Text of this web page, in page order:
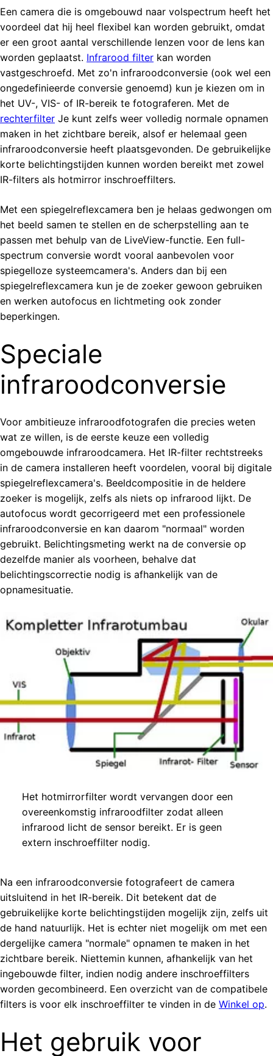
Een camera die is omgebouwd naar volspectrum heeft het
voordeel dat hij heel flexibel kan worden gebruikt, omdat
er een groot aantal verschillende lenzen voor de lens kan
worden geplaatst. Infrarood filter kan worden
vastgeschroefd. Met zo'n infraroodconversie (ook wel een
ongedefinieerde conversie genoemd) kun je kiezen om in
het UV-, VIS- of IR-bereik te fotograferen. Met de
rechterfilter Je kunt zelfs weer volledig normale opnamen
maken in het zichtbare bereik, alsof er helemaal geen
infraroodconversie heeft plaatsgevonden. De gebruikelijke
korte belichtingstijden kunnen worden bereikt met zowel
IR-filters als hotmirror inschroeffilters.
Met een spiegelreflexcamera ben je helaas gedwongen om
het beeld samen te stellen en de scherpstelling aan te
passen met behulp van de LiveView-functie. Een full-
spectrum conversie wordt vooral aanbevolen voor
spiegelloze systeemcamera's. Anders dan bij een
spiegelreflexcamera kun je de zoeker gewoon gebruiken
en werken autofocus en lichtmeting ook zonder
beperkingen.
Speciale
infraroodconversie
Voor ambitieuze infraroodfotografen die precies weten
wat ze willen, is de eerste keuze een volledig
omgebouwde infraroodcamera. Het IR-filter rechtstreeks
in de camera installeren heeft voordelen, vooral bij digitale
spiegelreflexcamera's. Beeldcompositie in de heldere
zoeker is mogelijk, zelfs als niets op infrarood lijkt. De
autofocus wordt gecorrigeerd met een professionele
infraroodconversie en kan daarom "normaal" worden
gebruikt. Belichtingsmeting werkt na de conversie op
dezelfde manier als voorheen, behalve dat
belichtingscorrectie nodig is afhankelijk van de
opnamesituatie.
Het hotmirrorfilter wordt vervangen door een
overeenkomstig infraroodfilter zodat alleen
infrarood licht de sensor bereikt. Er is geen
extern inschroeffilter nodig.
Na een infraroodconversie fotografeert de camera
uitsluitend in het IR-bereik. Dit betekent dat de
gebruikelijke korte belichtingstijden mogelijk zijn, zelfs uit
de hand natuurlijk. Het is echter niet mogelijk om met een
dergelijke camera "normale" opnamen te maken in het
zichtbare bereik. Niettemin kunnen, afhankelijk van het
ingebouwde filter, indien nodig andere inschroeffilters
worden gecombineerd. Een overzicht van de compatibele
filters is voor elk inschroeffilter te vinden in de Winkel op.
Het gebruik voor